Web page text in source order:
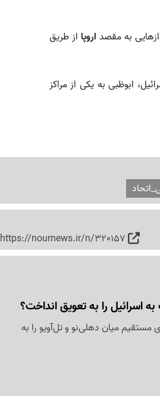
به مقصد اروپا از طریق
ابوظبی به یکی از مراکز
https://nournews.ir/n/320157
اسرائیل را به تعویق انداخت؟
مستقیم میان دهلی‌نو و تل‌آویو را به